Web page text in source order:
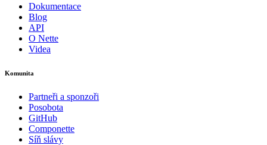
Dokumentace
Blog
API
O Nette
Videa
Komunita
Partneři a sponzoři
Posobota
GitHub
Componette
Síň slávy